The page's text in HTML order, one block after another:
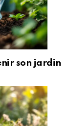
son jardin